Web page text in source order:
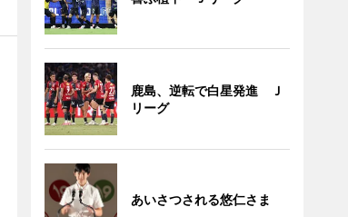
鹿島、逆転で白星発進 Ｊ
リーグ
あいさつされる悠仁さま